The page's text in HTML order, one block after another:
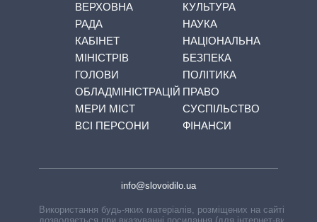
ВЕРХОВНА
РАДА
КАБІНЕТ
МІНІСТРІВ
ГОЛОВИ
ОБЛАДМІНІСТРАЦІЙ
МЕРИ МІСТ
ВСІ ПЕРСОНИ
КУЛЬТУРА
НАУКА
НАЦІОНАЛЬНА
БЕЗПЕКА
ПОЛІТИКА
ПРАВО
СУСПІЛЬСТВО
ФІНАНСИ
info@slovoidilo.ua
Використання будь-яких матеріалів, розміщених на сайті,
дозволяється при вказуванні посилання (для інтернет-видань